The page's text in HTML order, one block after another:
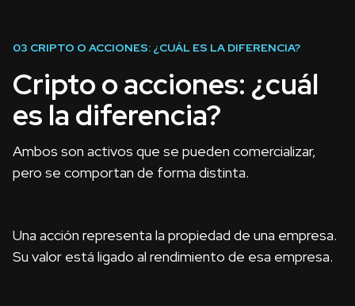
03 CRIPTO O ACCIONES: ¿CUÁL ES LA DIFERENCIA?
Cripto o acciones: ¿cuál
es la diferencia?
Ambos son activos que se pueden comercializar,
pero se comportan de forma distinta.
Una acción representa la propiedad de una empresa.
Su valor está ligado al rendimiento de esa empresa.